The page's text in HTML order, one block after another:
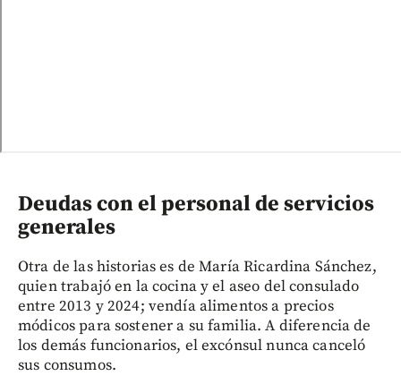
Deudas con el personal de servicios
generales
Otra de las historias es de María Ricardina Sánchez,
quien trabajó en la cocina y el aseo del consulado
entre 2013 y 2024; vendía alimentos a precios
módicos para sostener a su familia. A diferencia de
los demás funcionarios, el excónsul nunca canceló
sus consumos.